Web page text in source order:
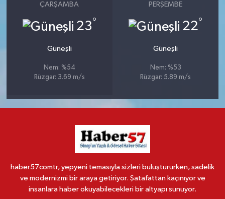
ÇARŞAMBA
23°
Güneşli
Nem: %54
Rüzgar: 3.69 m/s
PERŞEMBE
22°
Güneşli
Nem: %53
Rüzgar: 5.89 m/s
haber57comtr, yepyeni temasıyla sizleri buluştururken, sadelik
ve modernizmi bir araya getiriyor. Şatafattan kaçınıyor ve
insanlara haber okuyabilecekleri bir altyapı sunuyor.